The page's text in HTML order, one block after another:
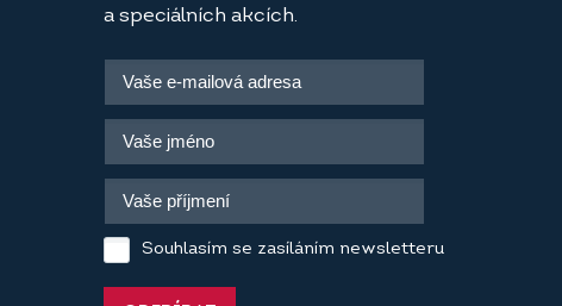
a speciálních akcích.
Souhlasím se zasíláním newsletteru